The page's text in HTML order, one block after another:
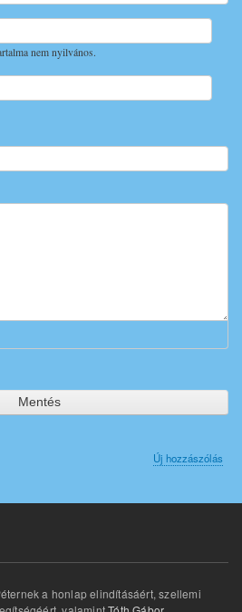
nem nyilvános.
Új hozzászólás
a honlap elindításáért, szellemi